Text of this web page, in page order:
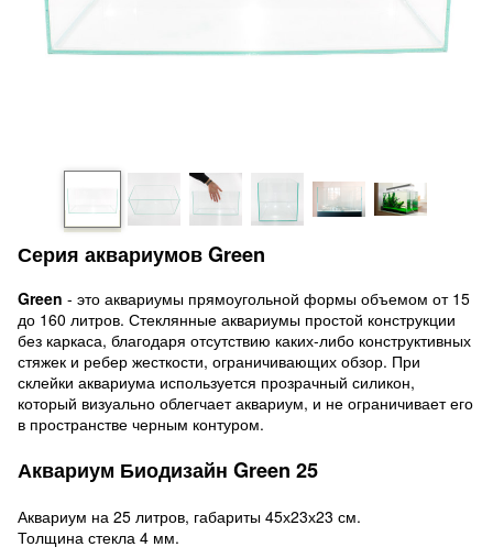
Серия аквариумов Green
Green - это аквариумы прямоугольной формы объемом от 15
до 160 литров. Стеклянные аквариумы простой конструкции
без каркаса, благодаря отсутствию каких-либо конструктивных
стяжек и ребер жесткости, ограничивающих обзор. При
склейки аквариума используется прозрачный силикон,
который визуально облегчает аквариум, и не ограничивает его
в пространстве черным контуром.
Аквариум Биодизайн Green 25
Аквариум на 25 литров, габариты 45х23х23 см.
Толщина стекла 4 мм.